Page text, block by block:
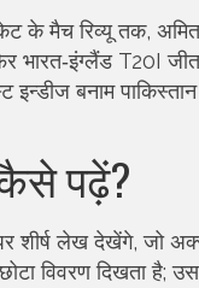
के मैच रिव्यू तक, अमित
भारत‑इंग्लैंड T20I
बनाम
पढ़ें?
लेख देखेंगे, जो
विवरण दिखता है;